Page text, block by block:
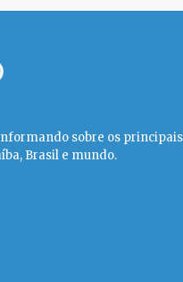
sobre os principais
Brasil e mundo.